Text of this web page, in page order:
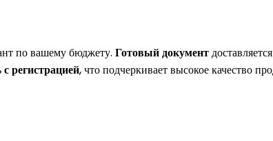
по вашему бюджету. Готовый документ
с регистрацией, что подчеркивает высокое качество